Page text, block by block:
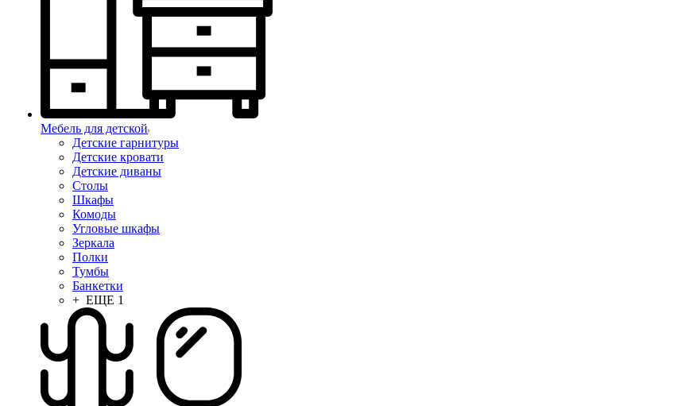
Мебель для детской
Детские гарнитуры
Детские кровати
Детские диваны
Столы
Шкафы
Комоды
Угловые шкафы
Зеркала
Полки
Тумбы
Банкетки
+ ЕЩЕ 1